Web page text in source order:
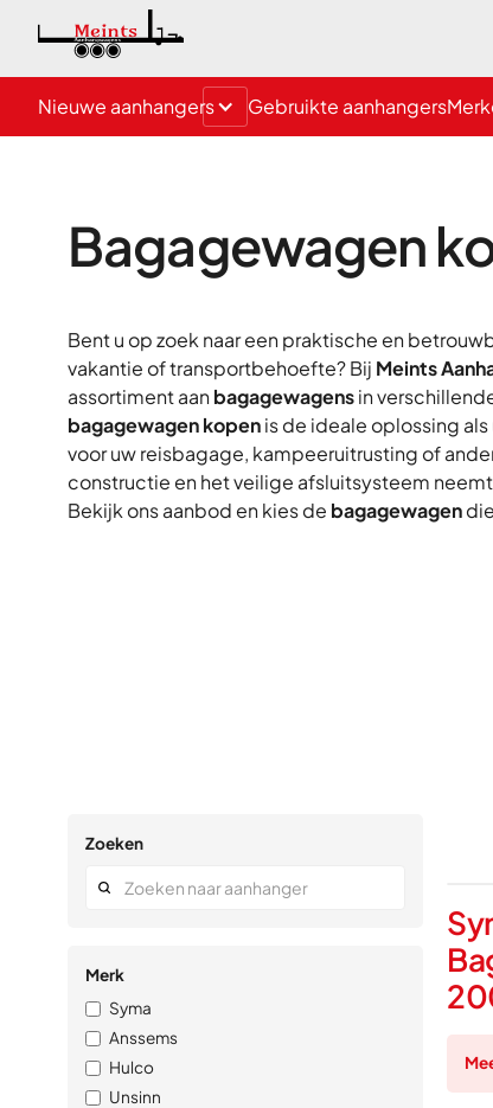
Nieuwe aanhangers Gebruikte aanhangers
Bagagewagen
Bent u op zoek naar een praktische en
vakantie of transportbehoefte? Bij Meints
assortiment aanbagagewagensin
bagagewagen kopenis de ideale oplossing
voor uw reisbagage, kampeeruitrusting of
constructie en het veilige afsluitsysteem
Bekijk ons aanbod en kies de bagagewagen
Zoeken
Merk
Syma
Anssems
Hulco
Unsinn